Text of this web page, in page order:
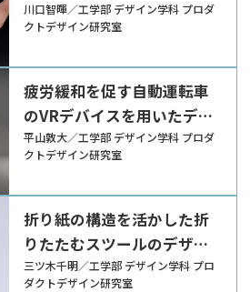
川口智暉／工学部 デザイン学科 プロダ
クトデザイン研究室
疲労緩和を促す自動運転車
のVRデバイスを用いたデザ
イン提案
平山敦大／工学部 デザイン学科 プロダ
クトデザイン研究室
折り紙の構造を活かした折
りたたむスツールのデザイ
ン提案
三ツ木千明／工学部 デザイン学科 プロ
ダクトデザイン研究室